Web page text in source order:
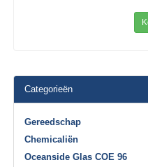
Categorieën
Gereedschap
Chemicaliën
Oceanside Glas COE 96